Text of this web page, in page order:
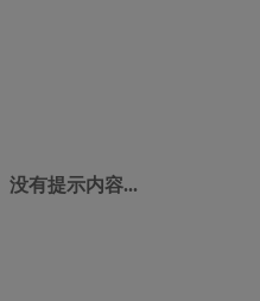
没有提示内容...